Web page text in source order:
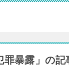
罪暴露」の記